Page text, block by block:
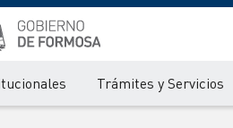
Trámites y Servicios